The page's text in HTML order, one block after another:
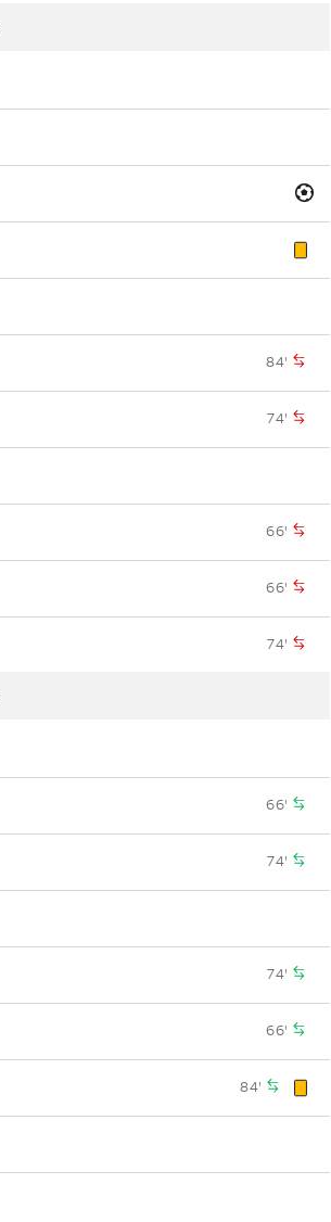
84'
74'
66'
66'
74'
66'
74'
74'
66'
84'